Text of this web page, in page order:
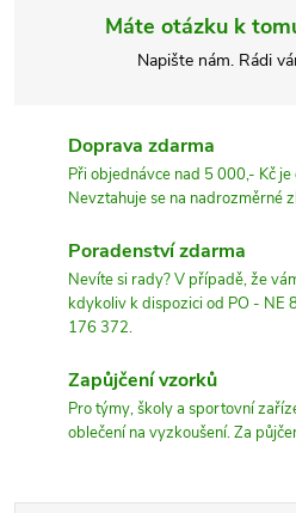
Máte otázku k
Napište nám. Rádi
Doprava zdarma
Při objednávce nad 5 000,- Kč
Nevztahuje se na nadrozměrné
Poradenství zdarma
Nevíte si rady? V případě, že
kdykoliv k dispozici od PO - NE
176 372.
Zapůjčení vzorků
Pro týmy, školy a sportovní
oblečení na vyzkoušení. Za